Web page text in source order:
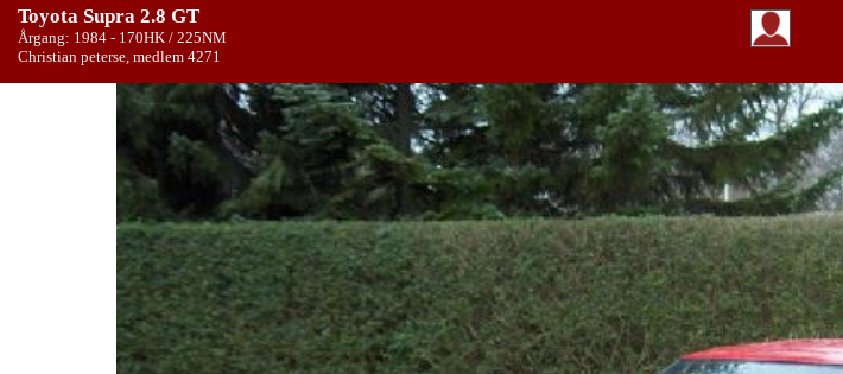
Toyota Supra 2.8 GT
Årgang: 1984 - 170HK / 225NM
Christian peterse, medlem 4271